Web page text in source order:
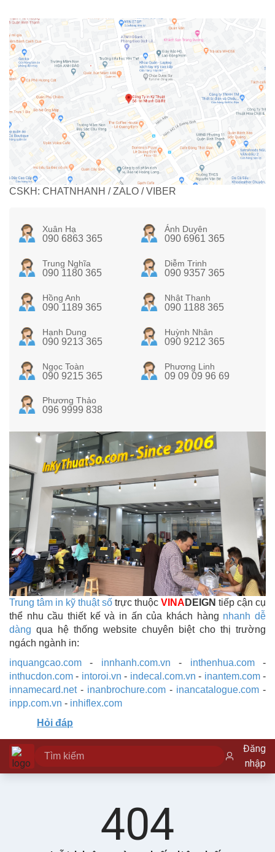
CSKH: CHATNHANH / ZALO / VIBER
Xuân Hạ
090 6863 365
Ánh Duyên
090 6961 365
Trung Nghĩa
090 1180 365
Diễm Trinh
090 9357 365
Hồng Anh
090 1189 365
Nhật Thanh
090 1188 365
Hạnh Dung
090 9213 365
Huỳnh Nhân
090 9212 365
Ngọc Toàn
090 9215 365
Phương Linh
09 09 09 96 69
Phương Thảo
096 9999 838
Trung tâm in kỹ thuật số trực thuộc VINA DEIGN tiếp cận cụ
thể nhu cầu thiết kế và in ấn của khách hàng nhanh dễ
dàng qua hệ thống website chuyên biệt cho thị trường
ngách ngành in:
inquangcao.com - innhanh.com.vn - inthenhua.com-
inthucdon.com - intoroi.vn - indecal.com.vn - inantem.com-
innamecard.net- inanbrochure.com - inancatalogue.com -
inpp.com.vn - inhiflex.com
Hỏi đáp